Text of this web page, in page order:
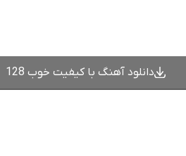
دانلود آهنگ با کیفیت خوب 128